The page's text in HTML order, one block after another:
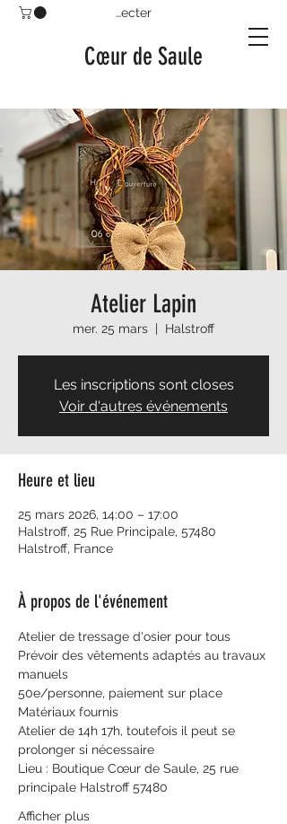
Se connecter
Cœur de Saule
Atelier Lapin
mer. 25 mars
  |
Halstroff
Les inscriptions sont closes
Voir d'autres événements
Heure et lieu
25 mars 2026, 14:00 – 17:00
Halstroff, 25 Rue Principale, 57480
Halstroff, France
À propos de l'événement
Atelier de tressage d'osier pour tous
Prévoir des vêtements adaptés au travaux
manuels
50e/personne, paiement sur place
Matériaux fournis
Atelier de 14h 17h, toutefois il peut se
prolonger si nécessaire
Lieu : Boutique Cœur de Saule, 25 rue
principale Halstroff 57480
Afficher plus